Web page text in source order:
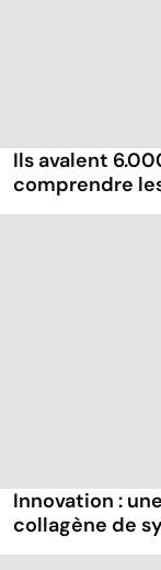
Ils avalent
comprendre
Innovation :
collagène de